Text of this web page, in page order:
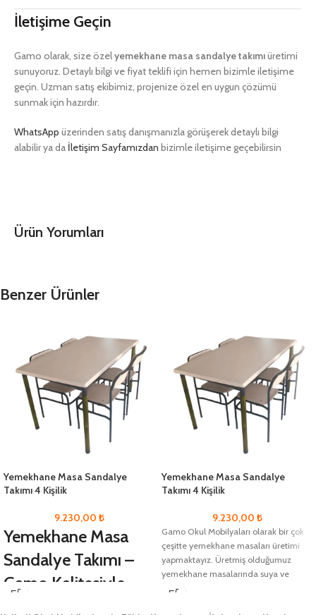
İletişime Geçin
Gamo olarak, size özelyemekhane masa sandalye takımıüretimi
sunuyoruz. Detaylı bilgi ve fiyat teklifi için hemen bizimle iletişime
geçin. Uzman satış ekibimiz, projenize özel en uygun çözümü
sunmak için hazırdır.
WhatsApp üzerinden satış danışmanızla görüşerek detaylı bilgi
alabilir ya da İletişim Sayfamızdan bizimle iletişime geçebilirsin
Ürün Yorumları
Benzer Ürünler
Yemekhane Masa Sandalye
Takımı 4 Kişilik
9.230,00 ₺
Yemekhane Masa
Sandalye Takımı –
Gamo Kalitesiyle
Yemekhane Masa Sandalye
Takımı 4 Kişilik
9.230,00 ₺
Gamo Okul Mobilyaları olarak bir çok
çeşitte yemekhane masaları üretimi
yapmaktayız. Üretmiş olduğumuz
yemekhane masalarında suya ve
korozyona dayanıklı olması